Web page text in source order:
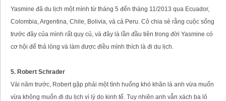
Yasmine đã du lịch một mình từ tháng 5 đến tháng 11/2013 qua Ecuador,
Colombia, Argentina, Chile, Bolivia, và cả Peru. Cô chia sẻ rằng cuộc sống
trước đây của mình rất quy củ, và đây là lần đầu tiên trong đời Yasmine có
cơ hội để thả lỏng và làm được điều mình thích là đi du lịch.
5. Robert Schrader
Vài năm trước, Robert gặp phải một tình huống khó khăn là anh vừa muốn
vừa không muốn đi du lịch vì lý do kinh tế. Tuy nhiên anh vẫn xách ba lô